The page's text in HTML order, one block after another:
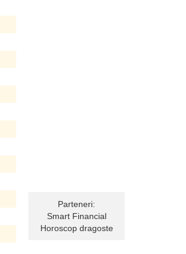
Parteneri:
Smart Financial
Horoscop dragoste